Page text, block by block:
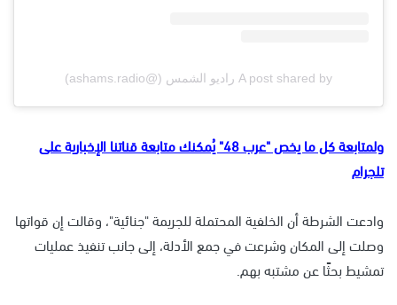
A post shared by راديو الشمس (@ashams.radio)
ولمتابعة كل ما يخص "عرب 48" يُمكنك متابعة قناتنا الإخبارية على
تلجرام
وادعت الشرطة أن الخلفية المحتملة للجريمة "جنائية"، وقالت إن قواتها
وصلت إلى المكان وشرعت في جمع الأدلة، إلى جانب تنفيذ عمليات
تمشيط بحثًا عن مشتبه بهم.